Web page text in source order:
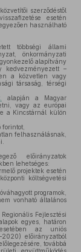
szerződéstől
esetén
használható
többségi állami
önkormányzati
alapítvány
–
a közvetlen vagy
társaság, térségi
alapján a Magyar
vagy az európai
a Kincstárnál külön
felhasználásnak,
előirányzatok
lehetséges:
projektek esetén
költségvetési
programok,
vonható általános
Fejlesztési
egyes, határon
az uniós
előirányzatból
továbbá